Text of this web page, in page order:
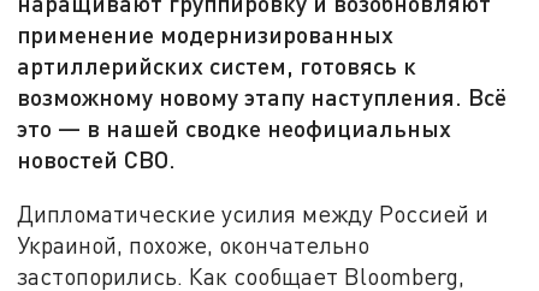
применение модернизированных
артиллерийских систем, готовясь к
возможному новому этапу наступления. Всё
это — в нашей сводке неофициальных
новостей СВО.
Дипломатические усилия между Россией и
Украиной, похоже, окончательно
застопорились. Как сообщает Bloomberg,